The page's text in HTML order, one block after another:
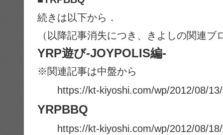
続きは以下から．
（以降記事消失につき、きよしの関連ブ
YRP遊び-JOYPOLIS編-
※関連記事は中盤から
https://kt-kiyoshi.com/wp/2012/08/
YRPBBQ
https://kt-kiyoshi.com/wp/2012/08/